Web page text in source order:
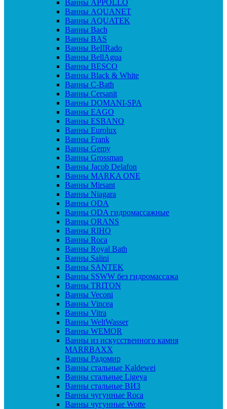
Ванны APPOLLO
Ванны AQUANET
Ванны AQUATEK
Ванны Bach
Ванны BAS
Ванны BeIIRado
Ванны BellAgua
Ванны BESCO
Ванны Black & White
Ванны C-Bath
Ванны Cersanit
Ванны DOMANI-SPA
Ванны EAGO
Ванны ESBANO
Ванны Eurolux
Ванны Frank
Ванны Gemy
Ванны Grossman
Ванны Jacob Delafon
Ванны MARKA ONE
Ванны Mirsant
Ванны Niagara
Ванны ODA
Ванны ODA гидромассажные
Ванны ORANS
Ванны RIHO
Ванны Roca
Ванны Royal Bath
Ванны Salini
Ванны SANTEK
Ванны SSWW без гидромассажа
Ванны TRITON
Ванны Veconi
Ванны Vincea
Ванны Vitra
Ванны WeltWasser
Ванны WEMOR
Ванны из искусственного камня
MARRBAXX
Ванны Радомир
Ванны стальные Kaldewei
Ванны стальные Ligeya
Ванны стальные ВИЗ
Ванны чугунные Roca
Ванны чугунные Wotte